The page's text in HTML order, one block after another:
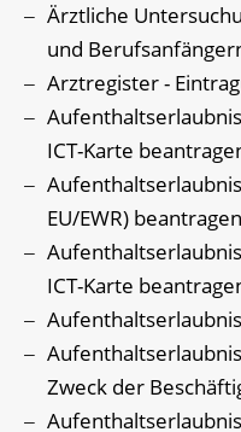
Ärztliche
und
Arztregister -
ICT-Karte
EU/EWR) beantragen
ICT-Karte
Zweck der